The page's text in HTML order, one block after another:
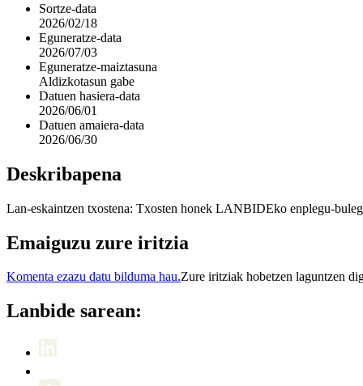
Sortze-data
2026/02/18
Eguneratze-data
2026/07/03
Eguneratze-maiztasuna
Aldizkotasun gabe
Datuen hasiera-data
2026/06/01
Datuen amaiera-data
2026/06/30
Deskribapena
Lan-eskaintzen txostena: Txosten honek LANBIDEko enplegu-
Emaiguzu zure iritzia
Komenta ezazu datu bilduma hau.Zure iritziak hobetzen laguntzen
Lanbide sarean: